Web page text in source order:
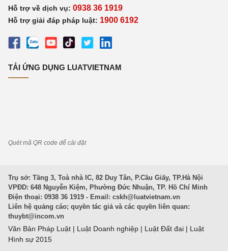
Hỗ trợ về dịch vụ: 0938 36 1919
Hỗ trợ giải đáp pháp luật: 1900 6192
TẢI ỨNG DỤNG LUATVIETNAM
Quét mã QR code để cài đặt
Trụ sở: Tầng 3, Toà nhà IC, 82 Duy Tân, P.Cầu Giấy, TP.Hà Nội
VPĐD: 648 Nguyễn Kiệm, Phường Đức Nhuận, TP. Hồ Chí Minh
Điện thoại: 0938 36 1919 - Email: cskh@luatvietnam.vn
Liên hệ quảng cáo; quyền tác giả và các quyền liên quan:
thuybt@incom.vn
Văn Bản Pháp Luật | Luật Doanh nghiệp | Luật Đất đai | Luật
Hình sự 2015